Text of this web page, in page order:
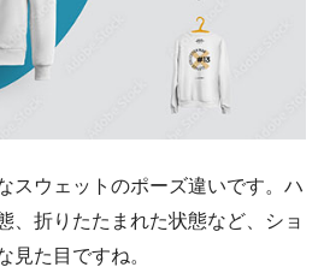
スウェットのポーズ違いです。ハ
、折りたたまれた状態など、ショ
見た目ですね。